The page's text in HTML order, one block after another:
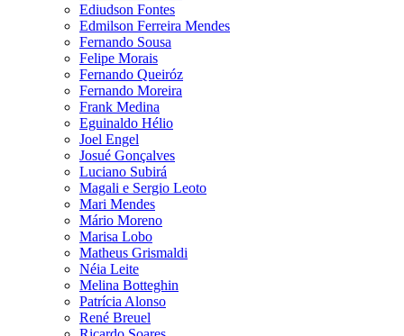
Ediudson Fontes
Edmilson Ferreira Mendes
Fernando Sousa
Felipe Morais
Fernando Queiróz
Fernando Moreira
Frank Medina
Eguinaldo Hélio
Joel Engel
Josué Gonçalves
Luciano Subirá
Magali e Sergio Leoto
Mari Mendes
Mário Moreno
Marisa Lobo
Matheus Grismaldi
Néia Leite
Melina Botteghin
Patrícia Alonso
René Breuel